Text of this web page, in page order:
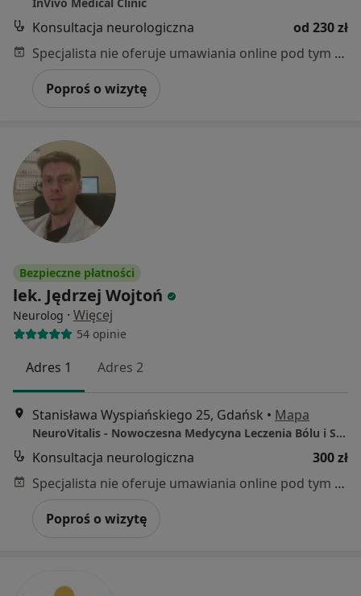
Konsultacja neurologiczna
od 230 zł
Specjalista nie oferuje umawiania online pod tym adresem.
Poproś o wizytę
Bezpieczne płatności
lek. Jędrzej Wojtoń
Neurolog · Więcej
54 opinie
Adres 1 Adres 2
Stanisława Wyspiańskiego 25, Gdańsk • Mapa
NeuroVitalis - Nowoczesna Medycyna Leczenia Bólu i Schorzeń Neurologicznych
Konsultacja neurologiczna
300 zł
Specjalista nie oferuje umawiania online pod tym adresem.
Poproś o wizytę